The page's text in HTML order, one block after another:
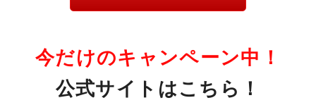
今だけのキャンペーン中！
公式サイトはこちら！